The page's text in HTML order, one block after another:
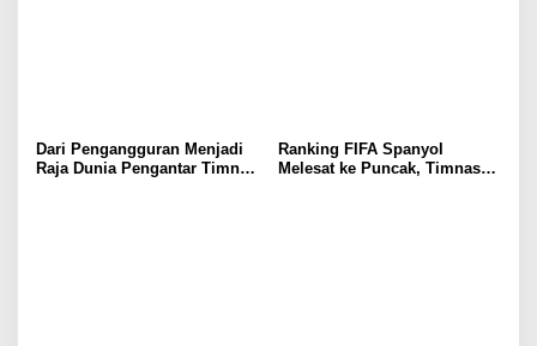
Dari Pengangguran Menjadi
Raja Dunia Pengantar Timnas
Ranking FIFA Spanyol
Melesat ke Puncak, Timnas